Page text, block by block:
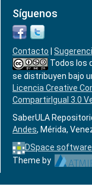
Síguenos
Contacto
Todos los
se distribuyen bajo
Licencia Creative
CompartirIgual 3.0
SaberULA
Andes, Mérida,
DSpace software
Theme by